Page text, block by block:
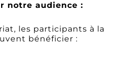
notre audience :
les participants à la
bénéficier :